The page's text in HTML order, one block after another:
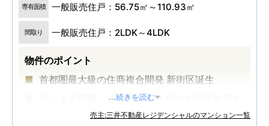
専有面積 一般販売住戸：56.75㎡～110.93㎡
間取り 一般販売住戸：2LDK～4LDK
物件のポイント
首都圏最大級の住商複合開発 新街区誕生
地上４２階建・総戸数６５０戸の大規模免震タ
...続きを読む
売主:三井不動産レジデンシャルのマンション一覧